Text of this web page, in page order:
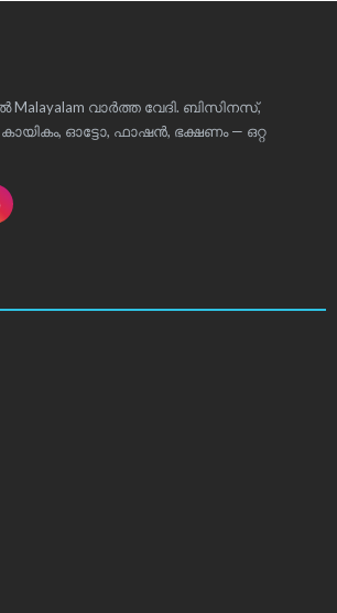
Malayalam വാർത്ത വേദി. ബിസിനസ്,
ഓട്ടോ, ഫാഷൻ, ഭക്ഷണം — ഒറ്റ